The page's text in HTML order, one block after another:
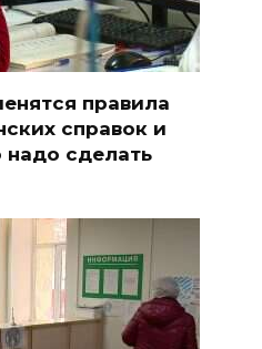
правила
справок и
надо сделать